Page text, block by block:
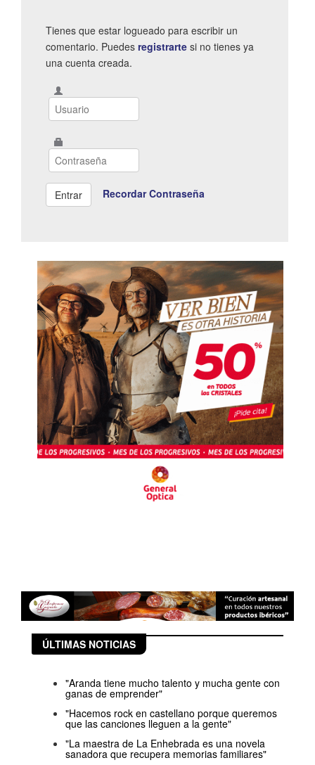
Tienes que estar logueado para escribir un
comentario. Puedes registrarte si no tienes ya
una cuenta creada.
Recordar Contraseña
ÚLTIMAS NOTICIAS
"Aranda tiene mucho talento y mucha gente con
ganas de emprender"
"Hacemos rock en castellano porque queremos
que las canciones lleguen a la gente"
"La maestra de La Enhebrada es una novela
sanadora que recupera memorias familiares"